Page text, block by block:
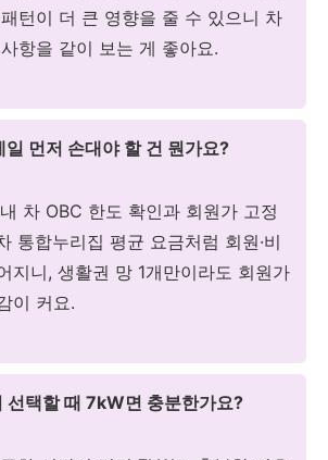
턴이 더 큰 영향을 줄 수 있으니 차
항을 같이 보는 게 좋아요.
먼저 손대야 할 건 뭔가요?
차 OBC 한도 확인과 회원가 고정
통합누리집 평균 요금처럼 회원·비
지니, 생활권 망 1개만이라도 회원가
이 커요.
선택할 때 7kW면 충분한가요?